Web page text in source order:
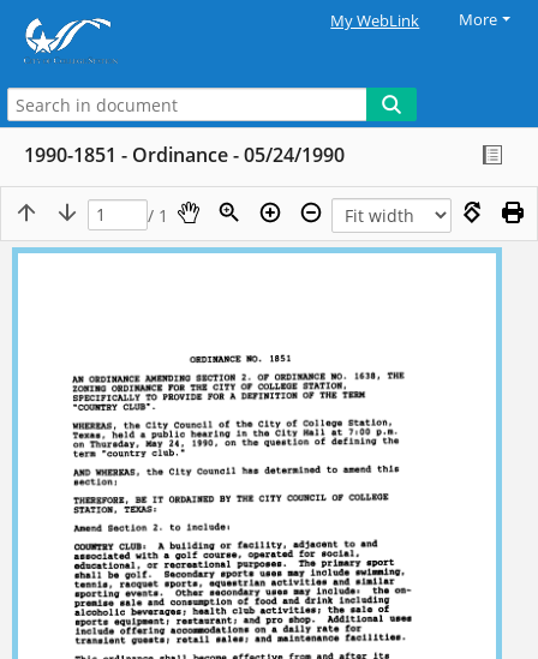
My WebLink More
1990-1851 - Ordinance - 05/24/1990
/ 1